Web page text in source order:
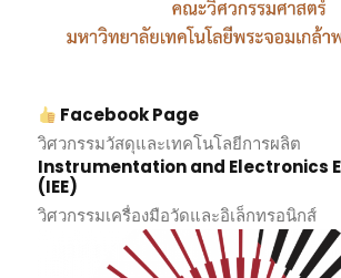
Facebook Page
วิศวกรรมวัสดุและเทคโนโลยีการผลิต
Instrumentation and Electronics
(IEE)
วิศวกรรมเครื่องมือวัดและอิเล็กทรอนิกส์